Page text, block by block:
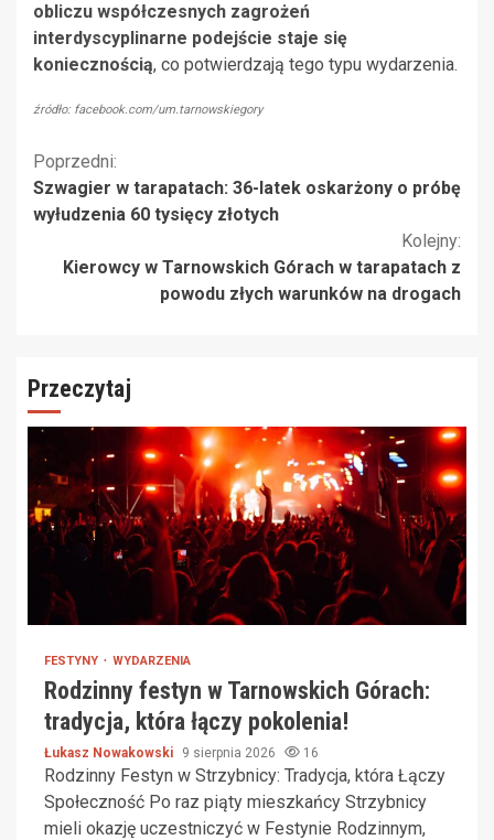
obliczu współczesnych zagrożeń
interdyscyplinarne podejście staje się
koniecznością, co potwierdzają tego typu wydarzenia.
źródło: facebook.com/um.tarnowskiegory
Kontynuuj
czytanie
Poprzedni:
Szwagier w tarapatach: 36-latek oskarżony o próbę
wyłudzenia 60 tysięcy złotych
Kolejny:
Kierowcy w Tarnowskich Górach w tarapatach z
powodu złych warunków na drogach
Przeczytaj
FESTYNY WYDARZENIA
Rodzinny festyn w Tarnowskich Górach:
tradycja, która łączy pokolenia!
Łukasz Nowakowski 9 sierpnia 2026 16
Rodzinny Festyn w Strzybnicy: Tradycja, która Łączy
Społeczność Po raz piąty mieszkańcy Strzybnicy
mieli okazję uczestniczyć w Festynie Rodzinnym,